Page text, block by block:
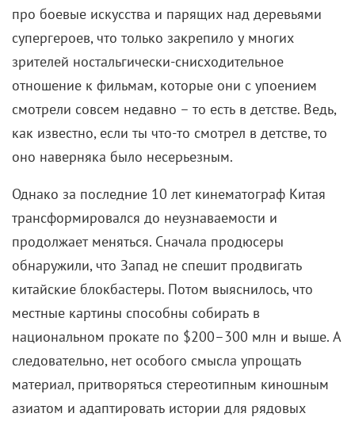
про боевые искусства и парящих над деревьями
супергероев, что только закрепило у многих
зрителей ностальгически-снисходительное
отношение к фильмам, которые они с упоением
смотрели совсем недавно – то есть в детстве. Ведь,
как известно, если ты что-то смотрел в детстве, то
оно наверняка было несерьезным.
Однако за последние 10 лет кинематограф Китая
трансформировался до неузнаваемости и
продолжает меняться. Сначала продюсеры
обнаружили, что Запад не спешит продвигать
китайские блокбастеры. Потом выяснилось, что
местные картины способны собирать в
национальном прокате по $200–300 млн и выше. А
следовательно, нет особого смысла упрощать
материал, притворяться стереотипным киношным
азиатом и адаптировать истории для рядовых